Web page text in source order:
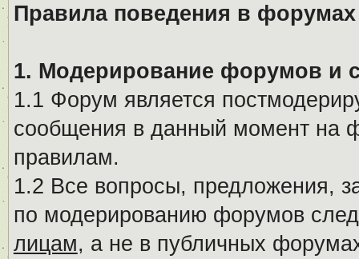
Правила поведения в
1. Модерирование форумов и
1.1 Форум является
сообщения в данный момент на
правилам.
1.2 Все вопросы, предложения,
по модерированию форумов
лицам, а не в публичных